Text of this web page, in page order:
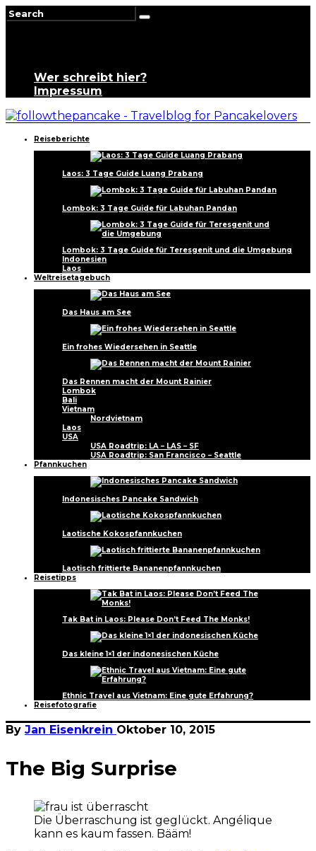
Wer schreibt hier?
Impressum
Reiseberichte
Laos: 3 Tage Guide Luang Prabang
Lombok: 3 Tage Guide für Labuhan Pandan
Lombok: 3 Tage Guide für Teresgenit und die Umgebung
Indonesien
Laos
Weltreisetagebuch
Das Haus am See
Ein frohes Wiedersehen in Seattle
Das Rennen macht der Mount Rainier
Lombok
Bali
Vietnam
Nordvietnam
Laos
USA
USA Roadtrip: LA – LAS – SF
USA Roadtrip: San Francisco – Seattle
Pfannkuchen
Indonesisches Pancake Sandwich
Laotische Kokospfannkuchen
Laotisch frittierte Bananenpfannkuchen
Reisetipps
Tak Bat in Laos: Please Don’t Feed The Monks!
Das kleine 1×1 der indonesischen Küche
Ethnic Travel aus Vietnam: Eine gute Erfahrung?
Reisefotografie
By Jan Eisenkrein Oktober 10, 2015
The Big Surprise
Die Überraschung ist geglückt. Angélique
kann es kaum fassen. Bääm!